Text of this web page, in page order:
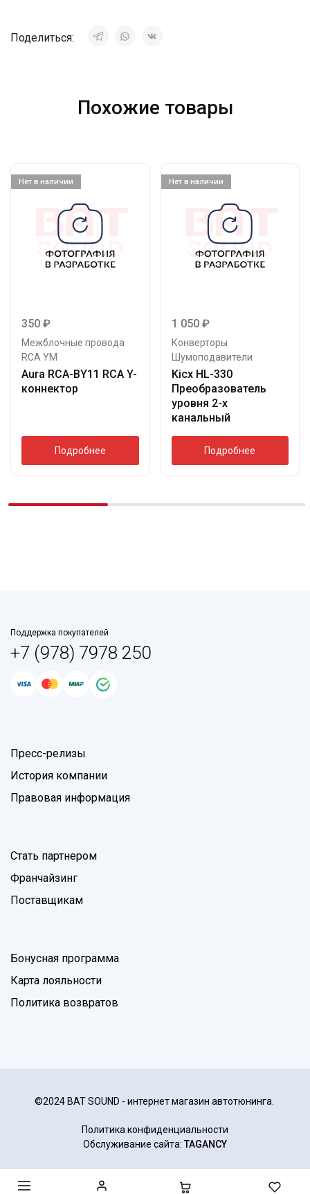
Поделиться:
Похожие товары
Нет в наличии
350 ₽
Межблочные провода
RCA YM
Aura RCA-ВY11 RCA Y-
коннектор
Подробнее
Нет в наличии
1 050 ₽
Конверторы
Шумоподавители
Kicx HL-330
Преобразователь
уровня 2-х
канальный
Подробнее
Поддержка покупателей
+7 (978) 7978 250
Пресс-релизы
История компании
Правовая информация
Стать партнером
Франчайзинг
Поставщикам
Бонусная программа
Карта лояльности
Политика возвратов
©2024 BAT SOUND - интернет магазин автотюнинга.
Политика конфиденциальности
Обслуживание сайта: TAGANCY